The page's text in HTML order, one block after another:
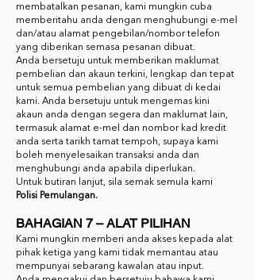
membatalkan pesanan, kami mungkin cuba
memberitahu anda dengan menghubungi e-mel
dan/atau alamat pengebilan/nombor telefon
yang diberikan semasa pesanan dibuat.
Anda bersetuju untuk memberikan maklumat
pembelian dan akaun terkini, lengkap dan tepat
untuk semua pembelian yang dibuat di kedai
kami. Anda bersetuju untuk mengemas kini
akaun anda dengan segera dan maklumat lain,
termasuk alamat e-mel dan nombor kad kredit
anda serta tarikh tamat tempoh, supaya kami
boleh menyelesaikan transaksi anda dan
menghubungi anda apabila diperlukan.
Untuk butiran lanjut, sila semak semula kami
Polisi Pemulangan.
BAHAGIAN 7 – ALAT PILIHAN
Kami mungkin memberi anda akses kepada alat
pihak ketiga yang kami tidak memantau atau
mempunyai sebarang kawalan atau input.